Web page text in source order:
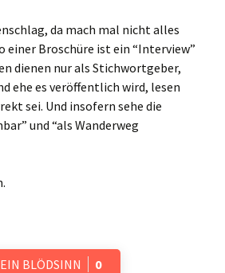
da mach mal nicht alles
einer Broschüre ist ein “Interview”
dienen nur als Stichwortgeber,
ehe es veröffentlich wird, lesen
sei. Und insofern sehe die
und “als Wanderweg
BLÖDSINN 0